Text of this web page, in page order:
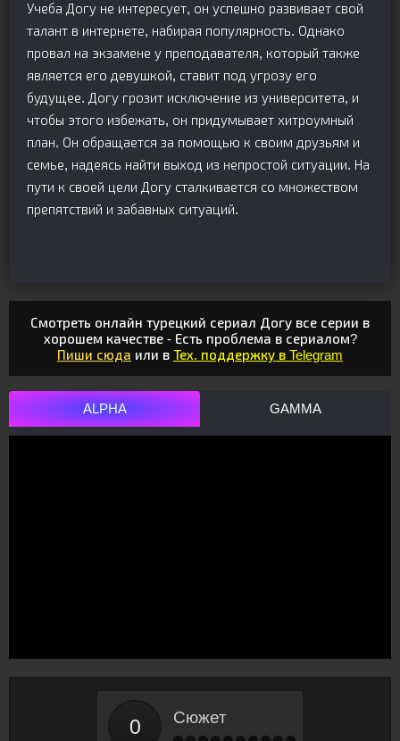
Учеба Догу не интересует, он успешно развивает свой
талант в интернете, набирая популярность. Однако
провал на экзамене у преподавателя, который также
является его девушкой, ставит под угрозу его
будущее. Догу грозит исключение из университета, и
чтобы этого избежать, он придумывает хитроумный
план. Он обращается за помощью к своим друзьям и
семье, надеясь найти выход из непростой ситуации. На
пути к своей цели Догу сталкивается со множеством
препятствий и забавных ситуаций.
Смотреть онлайн турецкий сериал Догу все серии в
хорошем качестве - Есть проблема в сериалом?
Пиши сюда или в Тех. поддержку в Telegram
ALPHA GAMMA
Сюжет